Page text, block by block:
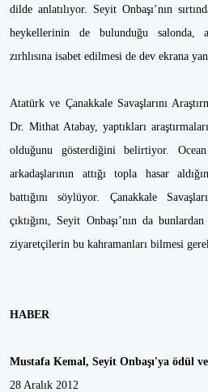
dilde anlatılıyor. Seyit Onbaşı’nın
heykellerinin de bulunduğu salonda,
zırhlısına isabet edilmesi de dev ekrana
Atatürk ve Çanakkale Savaşlarını
Dr. Mithat Atabay, yaptıkları
olduğunu gösterdiğini belirtiyor. Ocean
arkadaşlarının attığı topla hasar
battığını söylüyor. Çanakkale
çıktığını, Seyit Onbaşı’nın da
ziyaretçilerin bu kahramanları bilmesi
HABER
Mustafa Kemal, Seyit Onbaşı'ya ödül
28 Aralık 2012